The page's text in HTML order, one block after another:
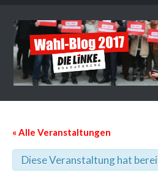
« Alle Veranstaltungen
Diese Veranstaltung hat